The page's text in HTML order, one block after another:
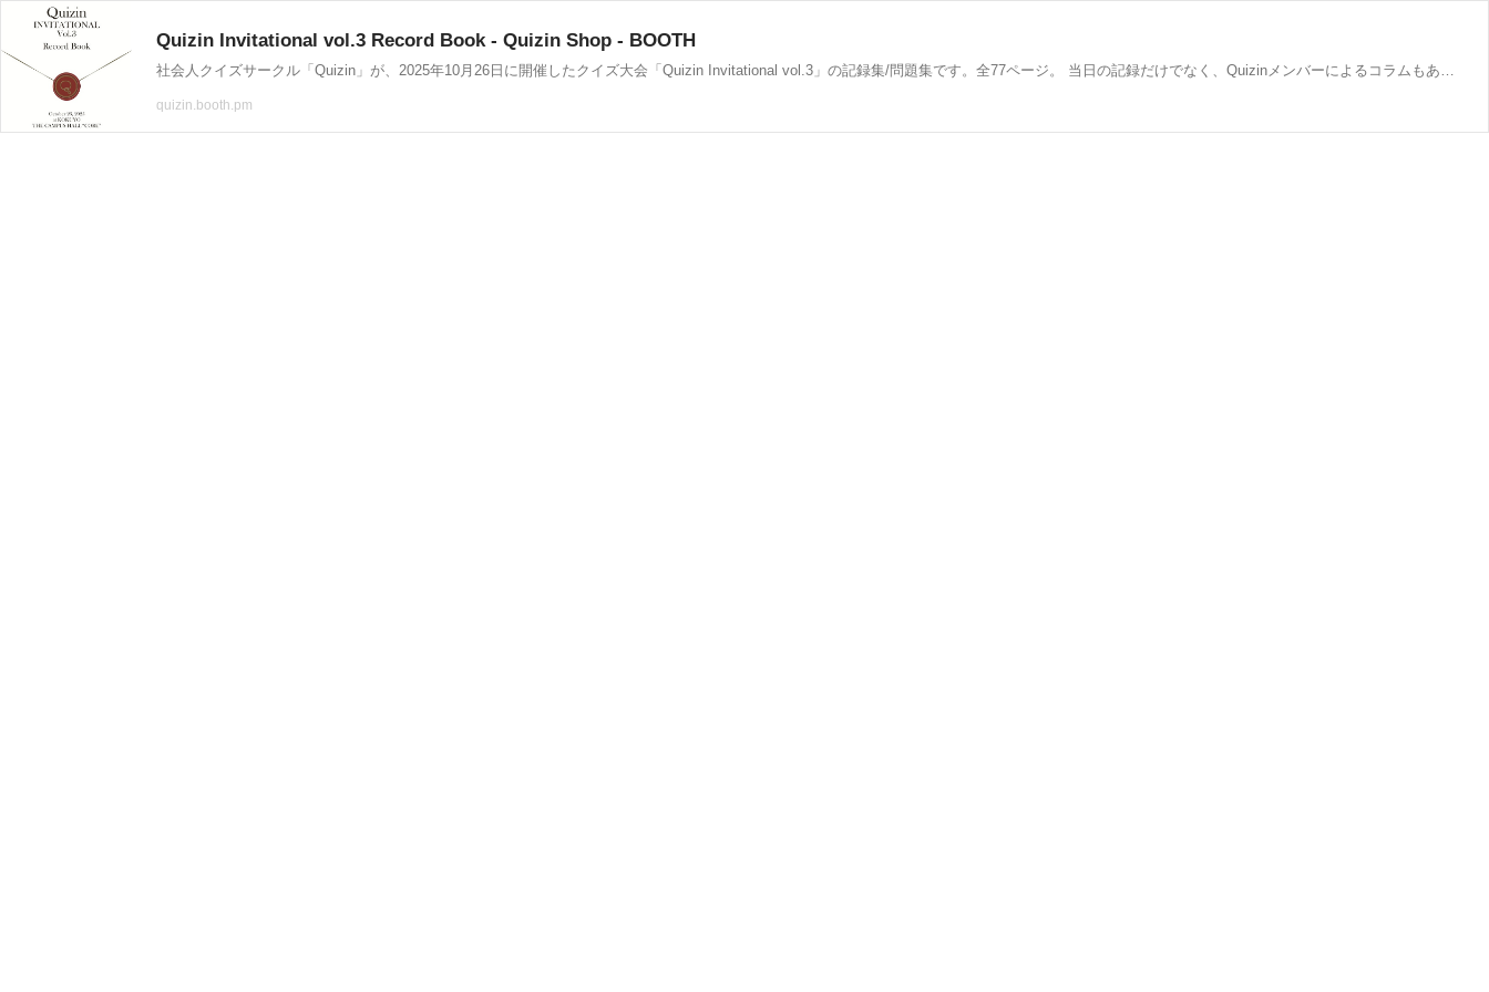
Quizin Invitational vol.3 Record Book - Quizin Shop - BOOTH
社会人クイズサークル「Quizin」が、2025年10月26日に開催したクイズ大会「Quizin Invitational vol.3」の記録集/問題集です。全77ページ。 当日の記録だけでなく、Quizinメンバーによるコラムもあります。 Quizinの活動指針は「クイズで人生をより豊かにすること」です。この記録集が、その一環として豊かさを提供できれば幸いです。 当日の開催レポートもあわせて後確認下さい。 https://quizin.club/archives/29873454.html https://quizin.club/archives/29878541.html
quizin.booth.pm